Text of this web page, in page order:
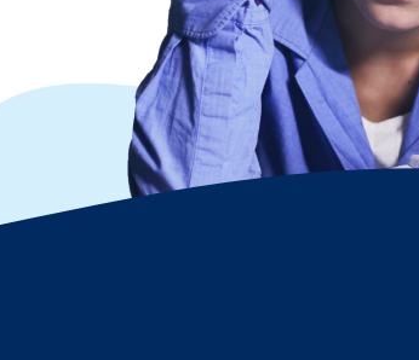
khỏe tâm
thần dành
riêng cho
trẻ em.